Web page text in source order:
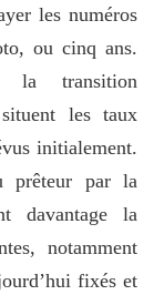
les numéros
ou cinq ans.
la transition
les taux
initialement.
prêteur par la
davantage la
notamment
fixés et